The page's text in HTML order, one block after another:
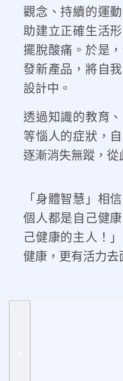
觀念、持續的運
助建立正確生活
擺脫酸痛。於是
發新產品，將自
設計中。
透過知識的教育
等惱人的症狀，
逐漸消失無蹤，從
「身體智慧」相
個人都是自己健
己健康的主人！
健康，更有活力去